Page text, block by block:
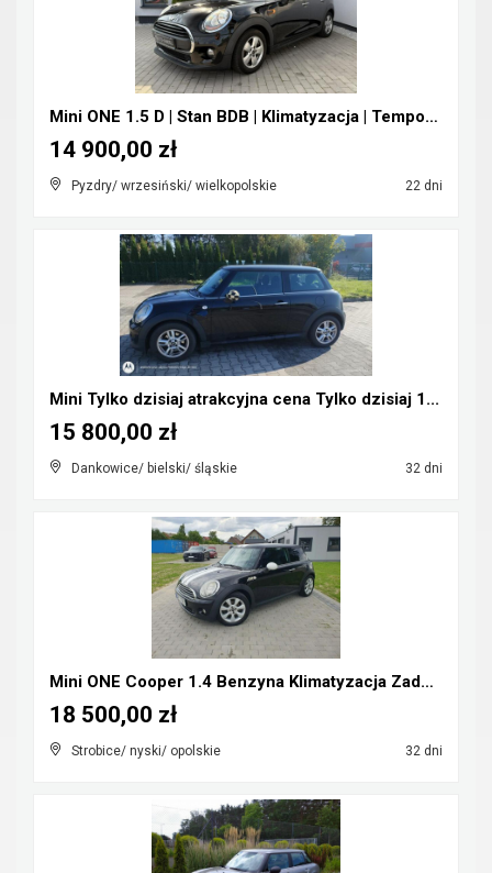
Mini ONE 1.5 D | Stan BDB | Klimatyzacja | Tempoma...
Pyzdry/ wrzesiński/ wielkopolskie 22 dni
14 900,00 zł
Mini Tylko dzisiaj atrakcyjna cena Tylko dzisiaj 1...
Dankowice/ bielski/ śląskie 32 dni
15 800,00 zł
Mini ONE Cooper 1.4 Benzyna Klimatyzacja Zadbany R...
Strobice/ nyski/ opolskie 32 dni
18 500,00 zł